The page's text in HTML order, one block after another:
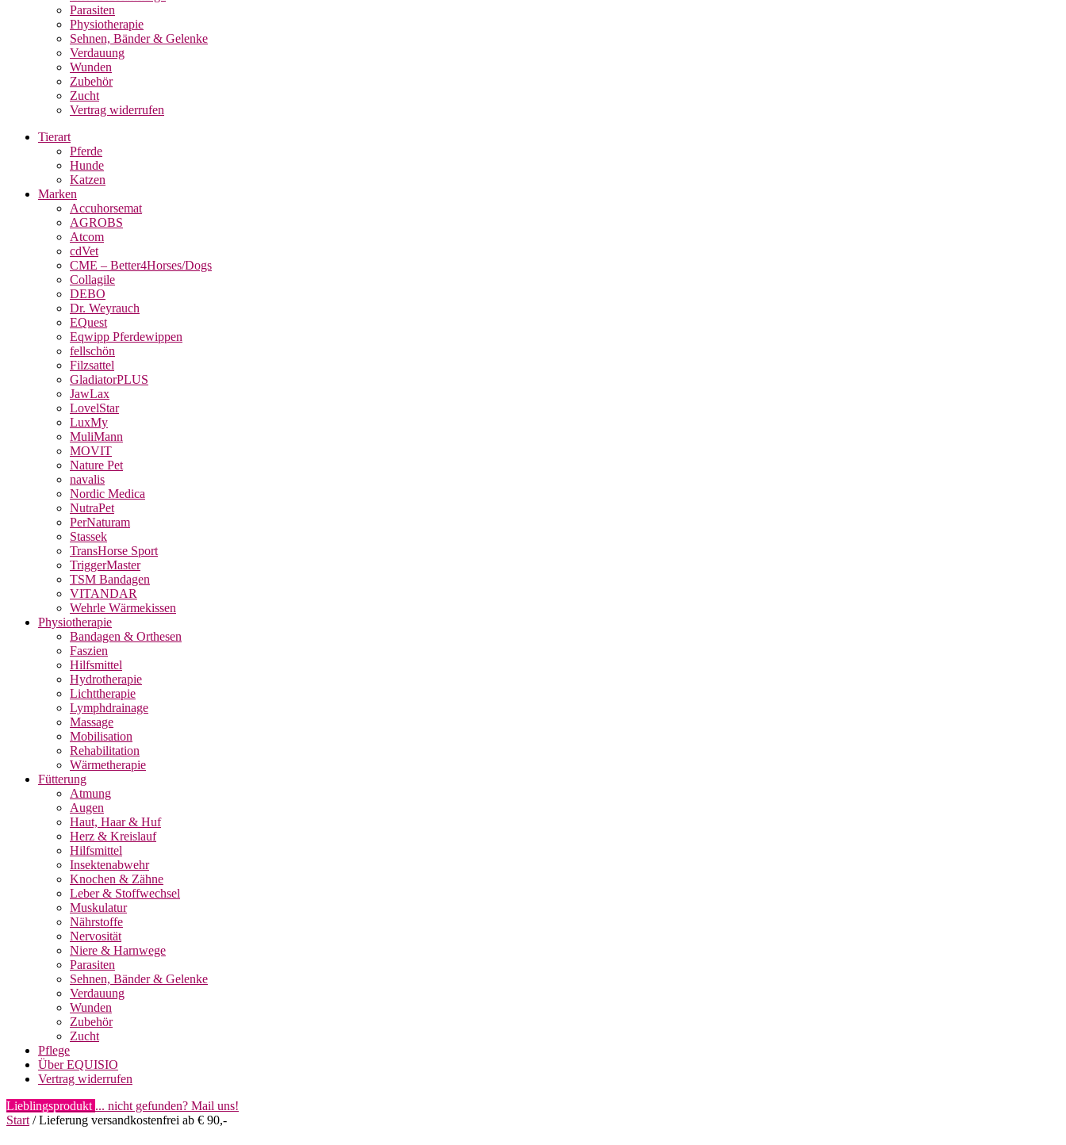
Parasiten
Physiotherapie
Sehnen, Bänder & Gelenke
Verdauung
Wunden
Zubehör
Zucht
Vertrag widerrufen
Tierart
Pferde
Hunde
Katzen
Marken
Accuhorsemat
AGROBS
Atcom
cdVet
CME – Better4Horses/Dogs
Collagile
DEBO
Dr. Weyrauch
EQuest
Eqwipp Pferdewippen
fellschön
Filzsattel
GladiatorPLUS
JawLax
LovelStar
LuxMy
MuliMann
MOVIT
Nature Pet
navalis
Nordic Medica
NutraPet
PerNaturam
Stassek
TransHorse Sport
TriggerMaster
TSM Bandagen
VITANDAR
Wehrle Wärmekissen
Physiotherapie
Bandagen & Orthesen
Faszien
Hilfsmittel
Hydrotherapie
Lichttherapie
Lymphdrainage
Massage
Mobilisation
Rehabilitation
Wärmetherapie
Fütterung
Atmung
Augen
Haut, Haar & Huf
Herz & Kreislauf
Hilfsmittel
Insektenabwehr
Knochen & Zähne
Leber & Stoffwechsel
Muskulatur
Nährstoffe
Nervosität
Niere & Harnwege
Parasiten
Sehnen, Bänder & Gelenke
Verdauung
Wunden
Zubehör
Zucht
Pflege
Über EQUISIO
Vertrag widerrufen
Lieblingsprodukt ... nicht gefunden? Mail uns!
Start / Lieferung versandkostenfrei ab € 90,-